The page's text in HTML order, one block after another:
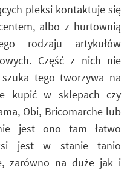
pleksi kontaktuje się
albo z hurtownią
rodzaju artykułów
Część z nich nie
tego tworzywa na
kupić w sklepach czy
Obi, Bricomarche lub
jest ono tam łatwo
jest w stanie tanio
zarówno na duże jak i